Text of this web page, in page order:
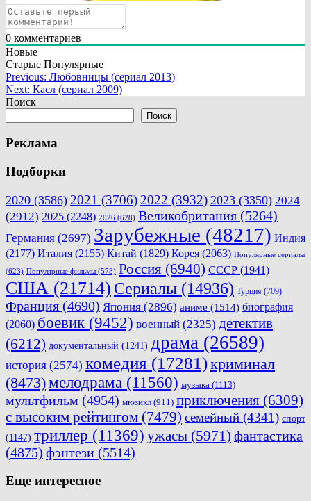
0 комментариев
Новые
Старые Популярные
Навигация
по
Previous: Любовницы (сериал 2013)
Next: Касл (сериал 2009)
Поиск
Поиск
Реклама
Подборки
2020 (3586) 2021 (3706) 2022 (3932) 2023 (3350) 2024
(2912) 2025 (2248) 2026 (628) Великобритания (5264)
Германия (2697) Зарубежные (48217) Индия
(2177) Италия (2155) Китай (1829) Корея (2063) Популярные сериалы
(623) Популярные фильмы (578) Россия (6940) СССР (1941)
США (21714) Сериалы (14936) Турция (709)
Франция (4690) Япония (2896) аниме (1514) биография
(2060) боевик (9452) военный (2325) детектив
(6212) документальный (1241) драма (26589)
история (2574) комедия (17281)криминал
(8473)мелодрама (11560) музыка (1113)
мультфильм (4954) мюзикл (911) приключения (6309)
с высоким рейтингом (7479) семейный (4341) спорт
(1147) триллер (11369) ужасы (5971) фантастика
(4875) фэнтези (5514)
Еще интересное